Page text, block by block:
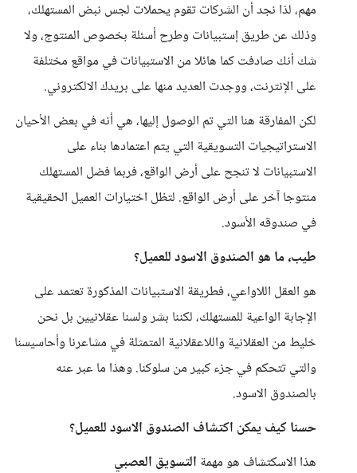
مهم، لذا نجد أن الشركات تقوم يحملات لجس نبض المستهلك،
وذلك عن طريق إستبيانات وطرح أسئلة بخصوص المنتوج، ولا
شك أنك صادفت كما هائلا من الاستبيانات في مواقع مختلفة
على الإنترنت، ووجدت العديد منها على بريدك الالكتروني.
لكن المفارقة هنا التي تم الوصول إليها، هي أنه في بعض الأحيان
الاستراتيجيات التسويقية التي يتم اعتمادها بناء على
الاستبيانات لا تنجح على أرض الواقع، فربما فضل المستهلك
منتوجا آخر على أرض الواقع. لتظل اختيارات العميل الحقيقية
في صندوقه الأسود.
طيب، ما هو الصندوق الاسود للعميل؟
هو العقل اللاواعي، فطريقة الاستبيانات المذكورة تعتمد على
الإجابة الواعية للمستهلك، لكننا بشر ولسنا عقلانيين بل نحن
خليط من العقلانية واللاعقلانية المتمثلة في مشاعرنا وأحاسيسنا
والتي تتحكم في جزء كبير من سلوكنا. وهذا ما عبر عنه
بالصندوق الاسود.
حسنا كيف يمكن اكتشاف الصندوق الاسود للعميل؟
هذا الاسكتشاف هو مهمة التسويق العصبي